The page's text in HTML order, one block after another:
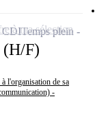
F)
l'organisation de sa
-
CDITemps plein
à ma sélection